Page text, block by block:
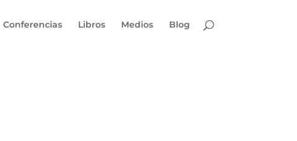
Conferencias Libros Medios Blog